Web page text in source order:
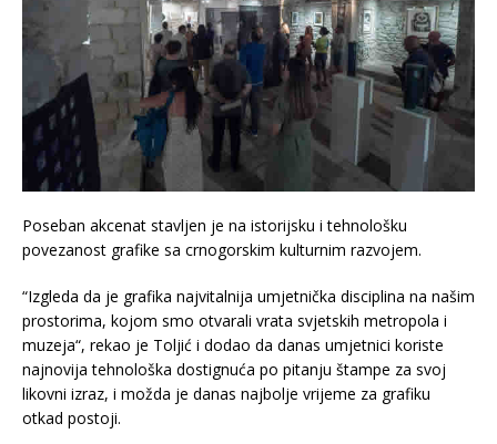
Poseban akcenat stavljen je na istorijsku i tehnološku
povezanost grafike sa crnogorskim kulturnim razvojem.
“Izgleda da je grafika najvitalnija umjetnička disciplina na našim
prostorima, kojom smo otvarali vrata svjetskih metropola i
muzeja“, rekao je Toljić i dodao da danas umjetnici koriste
najnovija tehnološka dostignuća po pitanju štampe za svoj
likovni izraz, i možda je danas najbolje vrijeme za grafiku
otkad postoji.